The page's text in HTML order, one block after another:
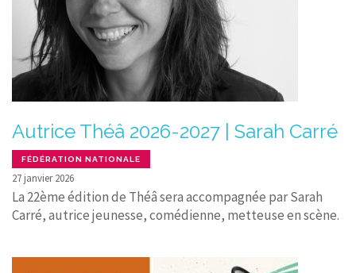
Autrice Théâ 2026-2027 | Sarah Carré
FÉDÉRATION NATIONALE
27 janvier 2026
La 22ème édition de Théâ sera accompagnée par Sarah
Carré, autrice jeunesse, comédienne, metteuse en scène.